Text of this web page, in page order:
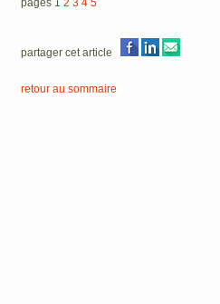
pages 1 2 3 4 5
partager cet article
retour au sommaire